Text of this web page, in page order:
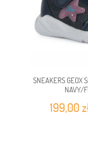
SNEAKERS GEOX
NAVY/
199,00